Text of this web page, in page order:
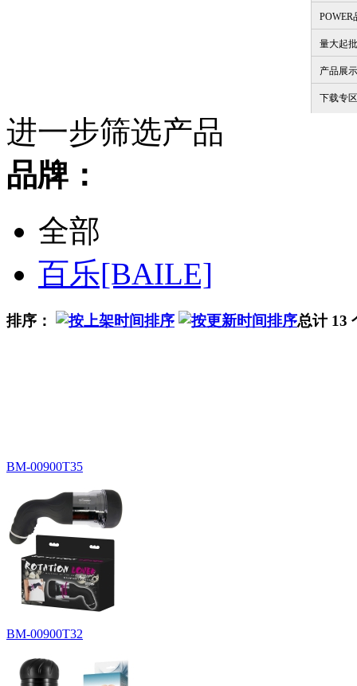
POWER
量大起批
产品展
下载专区
进一步筛选产品
品牌：
全部
百乐[BAILE]
排序： 总计 13
BM-00900T35
BM-00900T32